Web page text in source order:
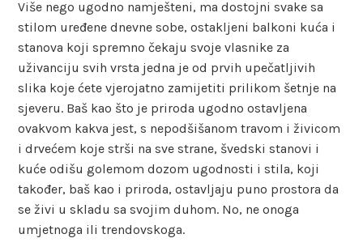
Više nego ugodno namješteni, ma dostojni svake sa
stilom uređene dnevne sobe, ostakljeni balkoni kuća i
stanova koji spremno čekaju svoje vlasnike za
uživanciju svih vrsta jedna je od prvih upečatljivih
slika koje ćete vjerojatno zamijetiti prilikom šetnje na
sjeveru. Baš kao što je priroda ugodno ostavljena
ovakvom kakva jest, s nepodšišanom travom i živicom
i drvećem koje strši na sve strane, švedski stanovi i
kuće odišu golemom dozom ugodnosti i stila, koji
također, baš kao i priroda, ostavljaju puno prostora da
se živi u skladu sa svojim duhom. No, ne onoga
umjetnoga ili trendovskoga.